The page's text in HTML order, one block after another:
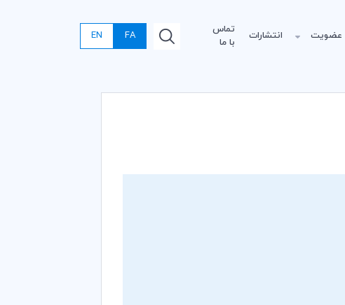
عضویت انتشارات
تماس
با ما
FA
EN